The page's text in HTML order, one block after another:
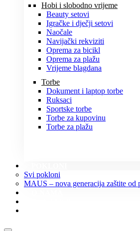
Hobi i slobodno vrijeme
Beauty setovi
Igračke i dječji setovi
Naočale
Navijački rekviziti
Oprema za bicikl
Oprema za plažu
Vrijeme blagdana
Torbe
Dokument i laptop torbe
Ruksaci
Sportske torbe
Torbe za kupovinu
Torbe za plažu
Svi pokloni
MAUS – nova generacija zaštite od